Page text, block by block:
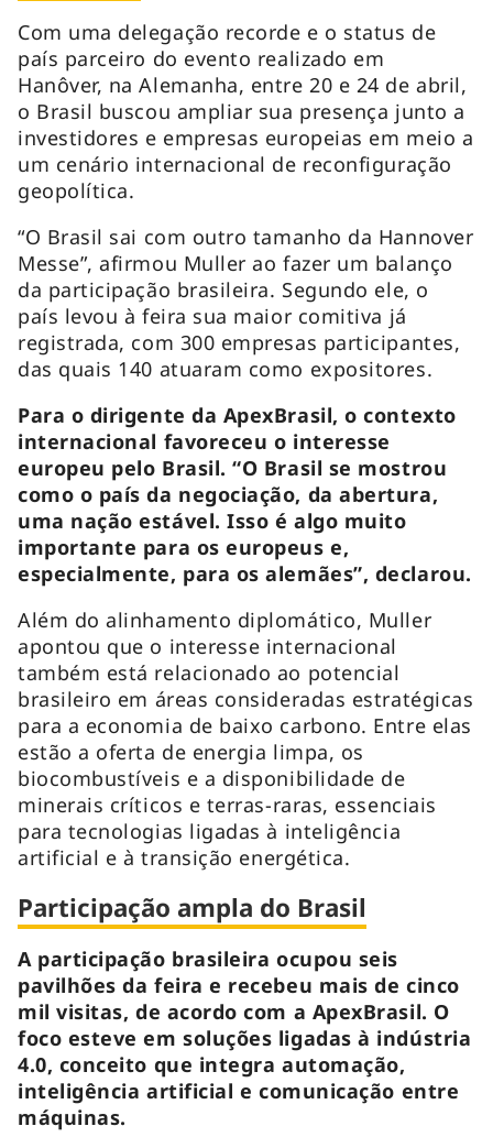
Com uma delegação recorde e o status de
país parceiro do evento realizado em
Hanôver, na Alemanha, entre 20 e 24 de abril,
o Brasil buscou ampliar sua presença junto a
investidores e empresas europeias em meio a
um cenário internacional de reconfiguração
geopolítica.
“O Brasil sai com outro tamanho da Hannover
Messe”, afirmou Muller ao fazer um balanço
da participação brasileira. Segundo ele, o
país levou à feira sua maior comitiva já
registrada, com 300 empresas participantes,
das quais 140 atuaram como expositores.
Para o dirigente da ApexBrasil, o contexto
internacional favoreceu o interesse
europeu pelo Brasil. “O Brasil se mostrou
como o país da negociação, da abertura,
uma nação estável. Isso é algo muito
importante para os europeus e,
especialmente, para os alemães”, declarou.
Além do alinhamento diplomático, Muller
apontou que o interesse internacional
também está relacionado ao potencial
brasileiro em áreas consideradas estratégicas
para a economia de baixo carbono. Entre elas
estão a oferta de energia limpa, os
biocombustíveis e a disponibilidade de
minerais críticos e terras-raras, essenciais
para tecnologias ligadas à inteligência
artificial e à transição energética.
Participação ampla do Brasil
A participação brasileira ocupou seis
pavilhões da feira e recebeu mais de cinco
mil visitas, de acordo com a ApexBrasil. O
foco esteve em soluções ligadas à indústria
4.0, conceito que integra automação,
inteligência artificial e comunicação entre
máquinas.